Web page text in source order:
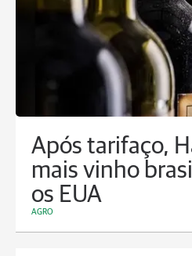
Após tarifaço,
mais vinho
os EUA
AGRO